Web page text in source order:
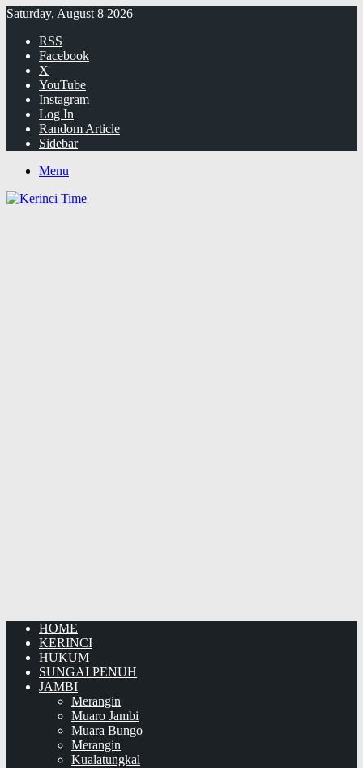
Saturday, August 8 2026
RSS
Facebook
X
YouTube
Instagram
Log In
Random Article
Sidebar
Menu
HOME
KERINCI
HUKUM
SUNGAI PENUH
JAMBI
Merangin
Muaro Jambi
Muara Bungo
Merangin
Kualatungkal